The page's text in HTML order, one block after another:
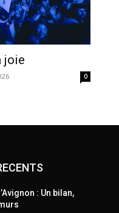
joie
0
: Un bilan,